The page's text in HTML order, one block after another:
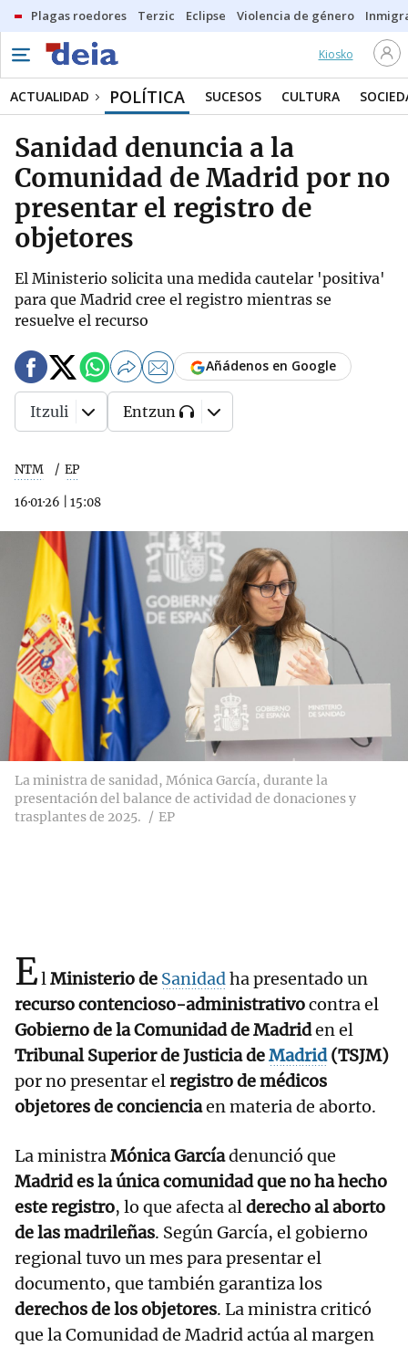
Plagas roedores Terzic Eclipse Violencia de género
Kiosko
ACTUALIDAD POLÍTICA SUCESOS CULTURA
Sanidad denuncia a la
Comunidad de Madrid por no
presentar el registro de
objetores
El Ministerio solicita una medida cautelar 'positiva'
para que Madrid cree el registro mientras se
resuelve el recurso
NTM EP
16·01·26 15:08
Añádenos en Google
Itzuli Entzun
La ministra de sanidad, Mónica García, durante la
presentación del balance de actividad de donaciones y
trasplantes de 2025.
EP
ElMinisterio de Sanidadha presentado un
recurso contencioso-administrativocontra el
Gobierno de la Comunidad de Madriden el
Tribunal Superior de Justicia deMadrid(TSJM)
por no presentar elregistro de médicos
objetores de concienciaen materia de aborto.
La ministraMónica Garcíadenunció que
Madrid es la única comunidad que no ha hecho
este registro, lo que afecta alderecho al aborto
de las madrileñas. Según García, el gobierno
regional tuvo un mes para presentar el
documento, que también garantiza los
derechos de los objetores. La ministra criticó
que la Comunidad de Madrid actúa al margen